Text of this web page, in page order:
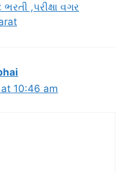
,પરીક્ષા વગર
10:46 am